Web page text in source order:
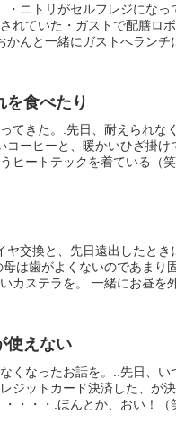
ニトリがセルフレジになっ
れていた・ガストで配膳ロ
んと一緒にガストへランチ
を食べたり
てきた。.先日、耐えられな
コーヒーと、暖かいひざ掛け
ヒートテックを着ている（
ヤ交換と、先日遠出したとき
は歯がよくないのであまり
カステラを。.一緒にお昼を
使えない
くなったお話を。..先日、い
ジットカード決済した、が
・・・.ほんとか、おい！（